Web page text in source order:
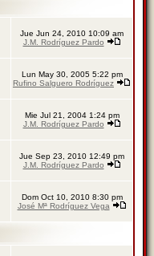
Jue Jun 24, 2010 10:09 am
J.M. Rodríguez Pardo
Lun May 30, 2005 5:22 pm
Rufino Salguero Rodríguez
Mie Jul 21, 2004 1:24 pm
J.M. Rodríguez Pardo
Jue Sep 23, 2010 12:49 pm
J.M. Rodríguez Pardo
Dom Oct 10, 2010 8:30 pm
José Mª Rodríguez Vega